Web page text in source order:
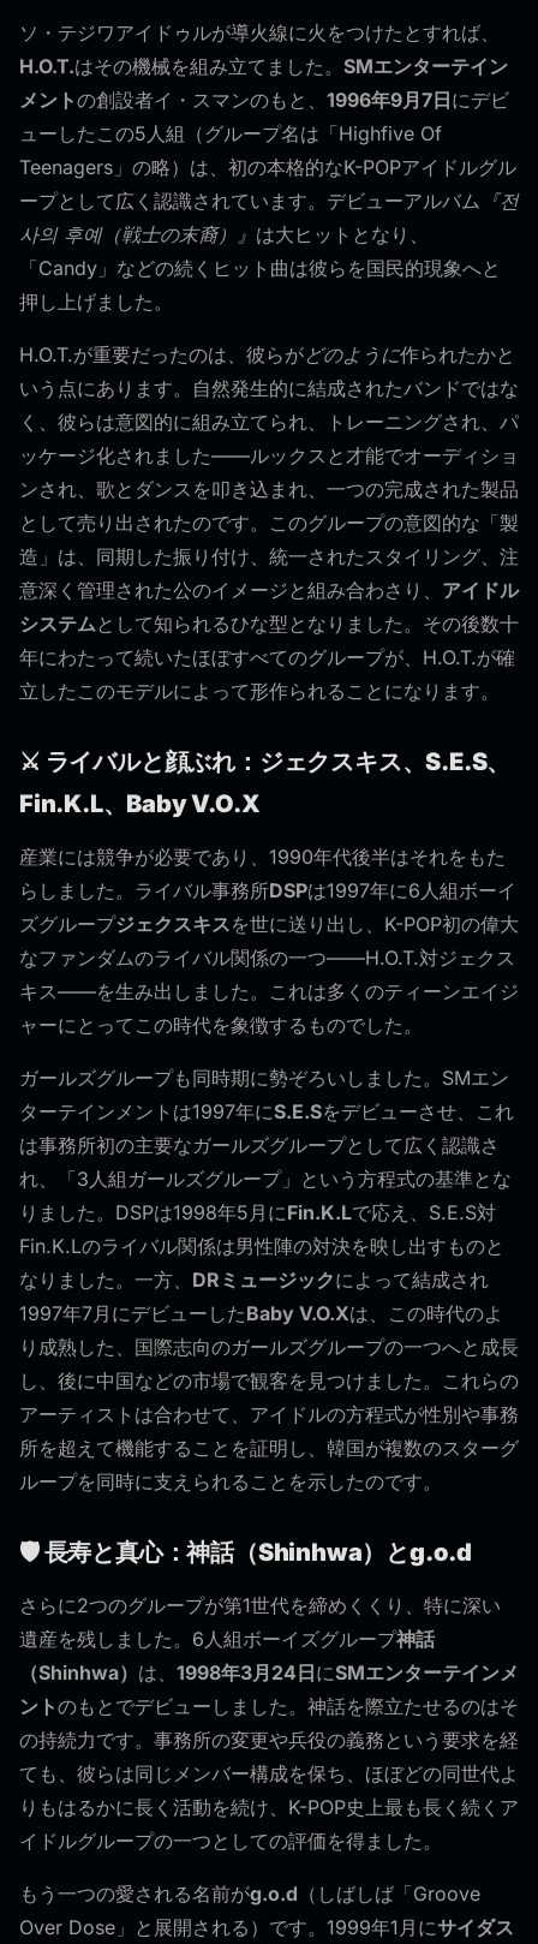
ソ・テジワアイドゥルが導火線に火をつけたとすれば、
H.O.T.はその機械を組み立てました。 SMエンターテイン
メントの創設者イ・スマンのもと、 1996年9月7日 にデビ
ューしたこの5人組（グループ名は「Highfive Of
Teenagers」の略）は、初の本格的なK-POPアイドルグル
ープとして広く認識されています。デビューアルバム 『전
사의 후예（戦士の末裔）』 は大ヒットとなり、
「Candy」などの続くヒット曲は彼らを国民的現象へと
押し上げました。
H.O.T.が重要だったのは、彼らがどのように作られたかと
いう点にあります。自然発生的に結成されたバンドではな
く、彼らは意図的に組み立てられ、トレーニングされ、パ
ッケージ化されました——ルックスと才能でオーディショ
ンされ、歌とダンスを叩き込まれ、一つの完成された製品
として売り出されたのです。このグループの意図的な「製
造」は、同期した振り付け、統一されたスタイリング、注
意深く管理された公のイメージと組み合わさり、 アイドル
システムとして知られるひな型となりました。その後数十
年にわたって続いたほぼすべてのグループが、H.O.T.が確
立したこのモデルによって形作られることになります。
⚔️ ライバルと顔ぶれ：ジェクスキス、S.E.S、
Fin.K.L、Baby V.O.X
産業には競争が必要であり、1990年代後半はそれをもた
らしました。ライバル事務所DSPは1997年に6人組ボーイ
ズグループジェクスキスを世に送り出し、K-POP初の偉大
なファンダムのライバル関係の一つ——H.O.T.対ジェクス
キス——を生み出しました。これは多くのティーンエイジ
ャーにとってこの時代を象徴するものでした。
ガールズグループも同時期に勢ぞろいしました。SMエン
ターテインメントは1997年にS.E.Sをデビューさせ、これ
は事務所初の主要なガールズグループとして広く認識さ
れ、「3人組ガールズグループ」という方程式の基準とな
りました。DSPは1998年5月にFin.K.Lで応え、S.E.S対
Fin.K.Lのライバル関係は男性陣の対決を映し出すものと
なりました。一方、 DRミュージックによって結成され
1997年7月にデビューしたBaby V.O.Xは、この時代のよ
り成熟した、国際志向のガールズグループの一つへと成長
し、後に中国などの市場で観客を見つけました。これらの
アーティストは合わせて、アイドルの方程式が性別や事務
所を超えて機能することを証明し、韓国が複数のスターグ
ループを同時に支えられることを示したのです。
🛡️ 長寿と真心：神話（Shinhwa）とg.o.d
さらに2つのグループが第1世代を締めくくり、特に深い
遺産を残しました。6人組ボーイズグループ神話
（Shinhwa） は、 1998年3月24日 にSMエンターテインメ
ントのもとでデビューしました。神話を際立たせるのはそ
の持続力です。事務所の変更や兵役の義務という要求を経
ても、彼らは同じメンバー構成を保ち、ほぼどの同世代よ
りもはるかに長く活動を続け、K-POP史上最も長く続くア
イドルグループの一つとしての評価を得ました。
もう一つの愛される名前がg.o.d （しばしば「Groove
Over Dose」と展開される）です。1999年1月にサイダス